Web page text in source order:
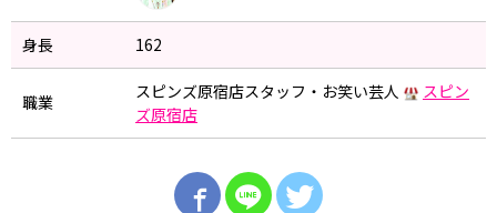
身長 162
職業 スピンズ原宿店スタッフ・お笑い芸人
スピン
ズ原宿店